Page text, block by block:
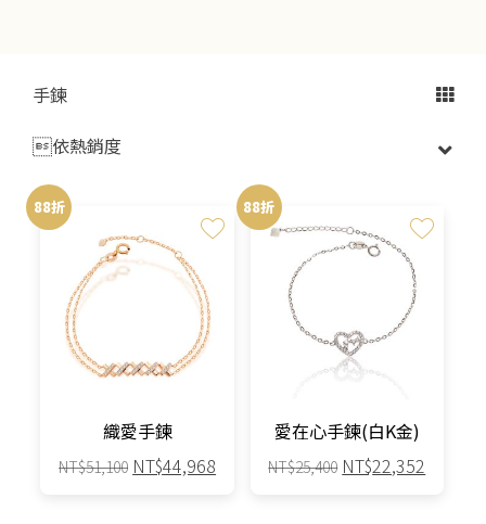
手鍊

88折
織愛手鍊
NT$51,100 原
NT$44,968
88折
愛在心手鍊(白K金)
NT$25,400 原
NT$22,352